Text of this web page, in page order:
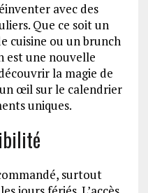
avec des
Que ce soit un
cuisine ou un brunch
est une nouvelle
la magie de
œil sur le calendrier
uniques.
surtout